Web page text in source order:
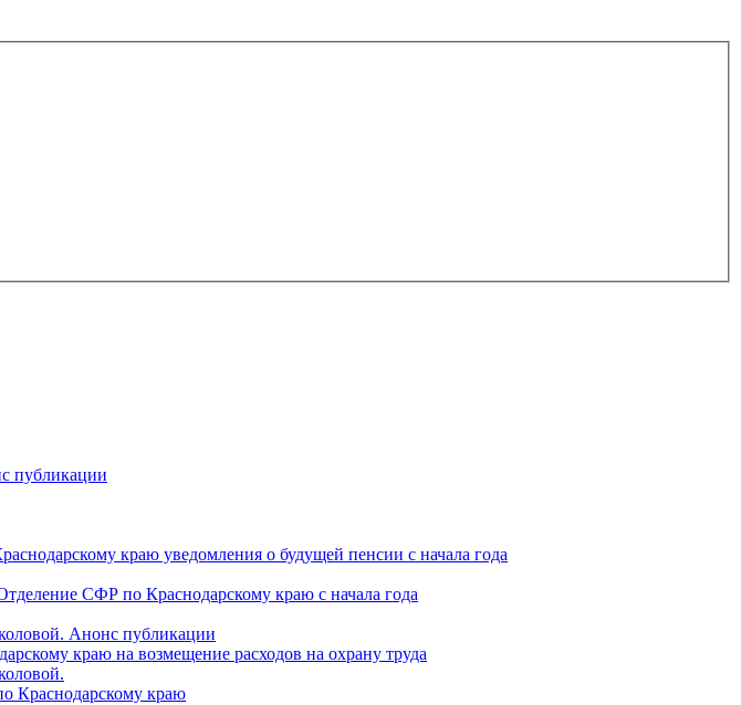
публикации
краю уведомления о будущей пенсии с начала года
СФР по Краснодарскому краю с начала года
Анонс публикации
краю на возмещение расходов на охрану труда
Краснодарскому краю